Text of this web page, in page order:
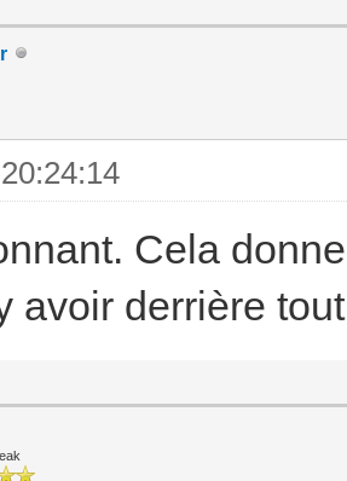
Cela
avoir derrière